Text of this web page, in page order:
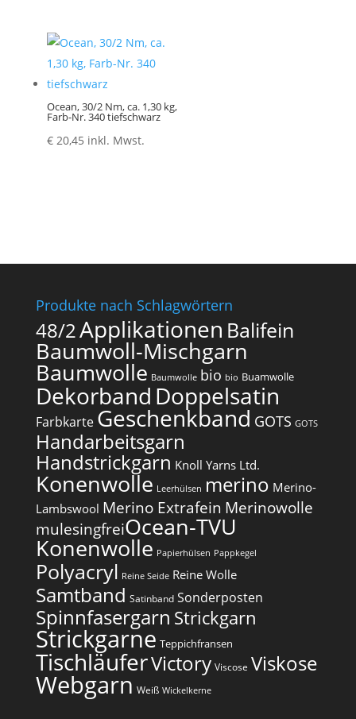
Ocean, 30/2 Nm, ca. 1,30 kg,
Farb-Nr. 340 tiefschwarz
€20,45 inkl. Mwst.
Produkte nach Schlagwörtern
48/2Applikationen Balifein
Baumwoll-Mischgarn
Baumwolle Baumwolle bio bio Buamwolle
Dekorband Doppelsatin
Farbkarte Geschenkband GOTS GOTS
Handarbeitsgarn
Handstrickgarn Knoll Yarns Ltd.
Konenwolle Leerhülsen merino Merino-
Lambswool Merino Extrafein Merinowolle
mulesingfrei​Ocean-TVU
Konenwolle Papierhülsen Pappkegel
Polyacryl Reine Seide Reine Wolle
Samtband Satinband Sonderposten
Spinnfasergarn Strickgarn
Strickgarne Teppichfransen
TischläuferVictory Viscose Viskose
Webgarn Weiß Wickelkerne